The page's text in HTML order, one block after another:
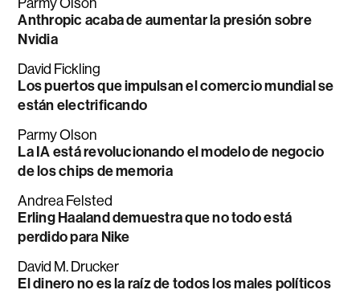
Parmy Olson
Anthropic acaba de aumentar la presión sobre
Nvidia
David Fickling
Los puertos que impulsan el comercio mundial se
están electrificando
Parmy Olson
La IA está revolucionando el modelo de negocio
de los chips de memoria
Andrea Felsted
Erling Haaland demuestra que no todo está
perdido para Nike
David M. Drucker
El dinero no es la raíz de todos los males políticos